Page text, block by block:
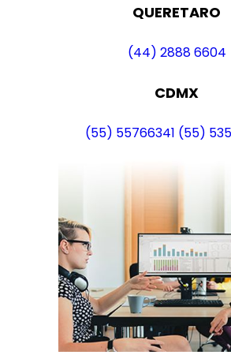
QUERETARO
(44) 2888 6604
CDMX
(55) 55766341 (55)